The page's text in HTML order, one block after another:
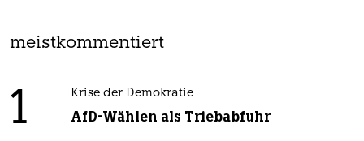
meistkommentiert
1 Krise der Demokratie
AfD-Wählen als Triebabfuhr